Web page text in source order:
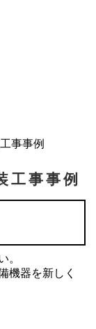
事事例
事事例
。
器を新しく